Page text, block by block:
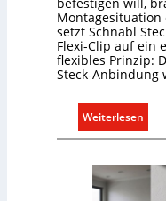
t
i
o
n
m
i
S
Montagesituation
setzt Schnabl
Flexi-Clip auf ein
flexibles Prinzip:
Steck-Anbindung
Weiterlesen
E
n